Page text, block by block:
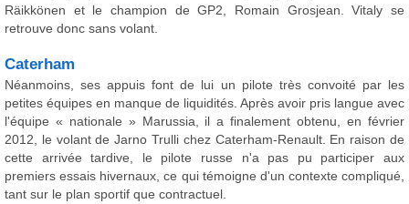
Räikkönen et le champion de GP2, Romain Grosjean. Vitaly se
retrouve donc sans volant.
Caterham
Néanmoins, ses appuis font de lui un pilote très convoité par les
petites équipes en manque de liquidités. Après avoir pris langue avec
l'équipe « nationale » Marussia, il a finalement obtenu, en février
2012, le volant de Jarno Trulli chez Caterham-Renault. En raison de
cette arrivée tardive, le pilote russe n'a pas pu participer aux
premiers essais hivernaux, ce qui témoigne d'un contexte compliqué,
tant sur le plan sportif que contractuel.